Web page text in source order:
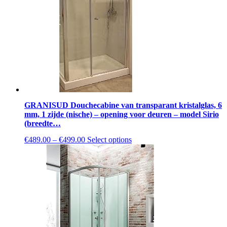
be
chosen
on
page
GRANISUD Douchecabine van transparant kristalglas, 6
mm, 1 zijde (nische) – opening voor deuren – model Sirio
(breedte…
€489.00 – €499.00 Select optionsThis
product
has
multiple
variants.
The
options
may
be
chosen